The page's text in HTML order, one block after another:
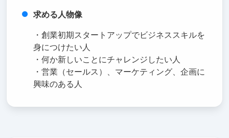
求める人物像
・創業初期スタートアップでビジネススキルを
身につけたい人
・何か新しいことにチャレンジしたい人
・営業（セールス）、マーケティング、企画に
興味のある人